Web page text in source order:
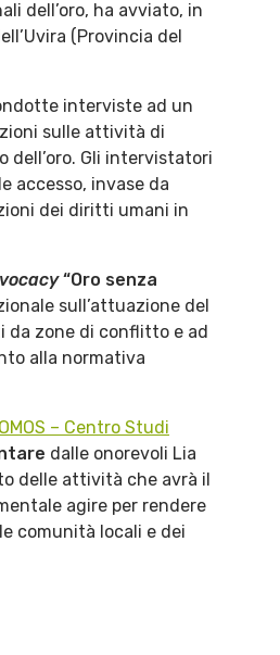
dell’oro, ha avviato, in
(Provincia del
interviste ad un
sulle attività di
dell’oro. Gli intervistatori
accesso, invase da
dei diritti umani in
“Oro senza
sull’attuazione del
da zone di conflitto e ad
alla normativa
– Centro Studi
dalle onorevoli Lia
delle attività che avrà il
agire per rendere
comunità locali e dei